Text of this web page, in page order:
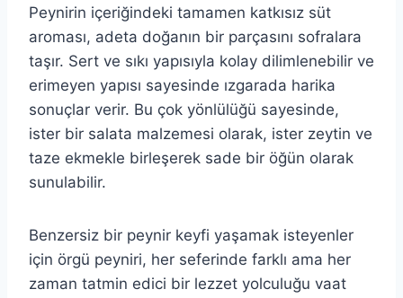
Peynirin içeriğindeki tamamen katkısız süt
aroması, adeta doğanın bir parçasını sofralara
taşır. Sert ve sıkı yapısıyla kolay dilimlenebilir ve
erimeyen yapısı sayesinde ızgarada harika
sonuçlar verir. Bu çok yönlülüğü sayesinde,
ister bir salata malzemesi olarak, ister zeytin ve
taze ekmekle birleşerek sade bir öğün olarak
sunulabilir.
Benzersiz bir peynir keyfi yaşamak isteyenler
için örgü peyniri, her seferinde farklı ama her
zaman tatmin edici bir lezzet yolculuğu vaat